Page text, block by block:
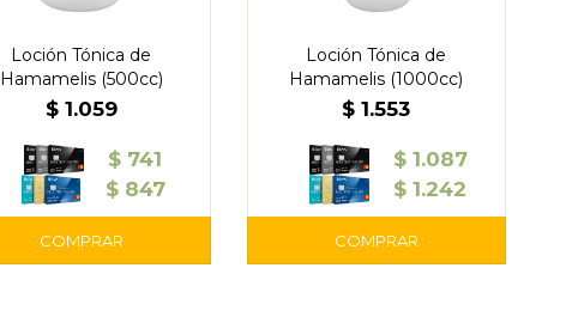
Loción Tónica de
Hamamelis (500cc)
$ 1.059
$ 741
$ 847
Loción Tónica de
Hamamelis (1000cc)
$ 1.553
$ 1.087
$ 1.242